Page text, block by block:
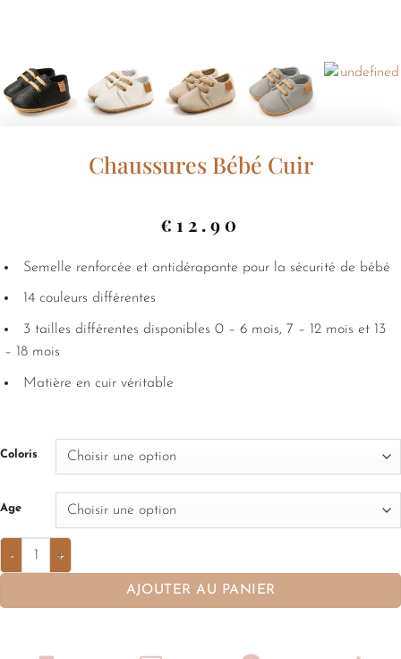
Chaussures Bébé Cuir
€ 12.90
Semelle renforcée et antidérapante pour la sécurité de bébé
14 couleurs différentes
3 tailles différentes disponibles 0 – 6 mois, 7 – 12 mois et 13
– 18 mois
Matière en cuir véritable
Coloris
Age
AJOUTER AU PANIER